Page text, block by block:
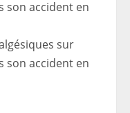
sur
son accident en